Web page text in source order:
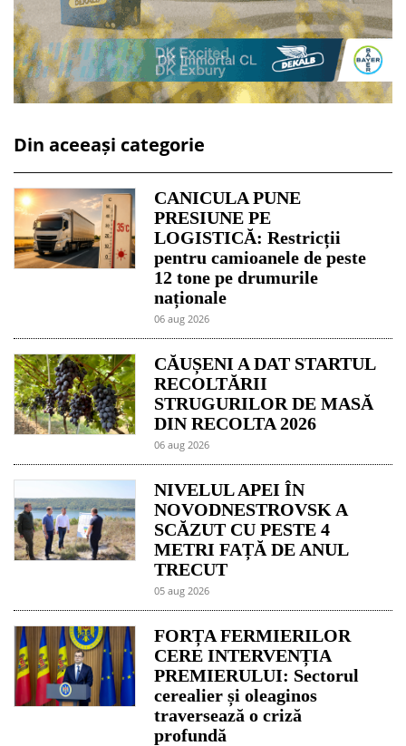
Din aceeași categorie
CANICULA PUNE
PRESIUNE PE
LOGISTICĂ: Restricții
pentru camioanele de peste
12 tone pe drumurile
naționale
06 aug 2026
CĂUȘENI A DAT STARTUL
RECOLTĂRII
STRUGURILOR DE MASĂ
DIN RECOLTA 2026
06 aug 2026
NIVELUL APEI ÎN
NOVODNESTROVSK A
SCĂZUT CU PESTE 4
METRI FAȚĂ DE ANUL
TRECUT
05 aug 2026
FORȚA FERMIERILOR
CERE INTERVENȚIA
PREMIERULUI: Sectorul
cerealier și oleaginos
traversează o criză
profundă